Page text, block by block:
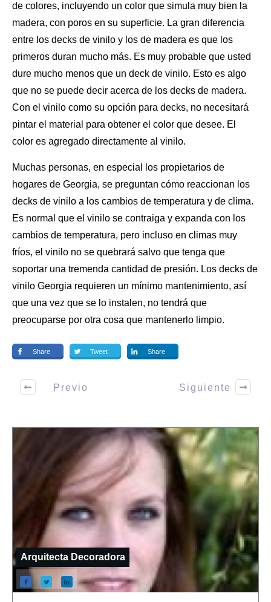
de colores, incluyendo un color que simula muy bien la
madera, con poros en su superficie. La gran diferencia
entre los decks de vinilo y los de madera es que los
primeros duran mucho más. Es muy probable que usted
dure mucho menos que un deck de vinilo. Esto es algo
que no se puede decir acerca de los decks de madera.
Con el vinilo como su opción para decks, no necesitará
pintar el material para obtener el color que desee. El
color es agregado directamente al vinilo.
Muchas personas, en especial los propietarios de
hogares de Georgia, se preguntan cómo reaccionan los
decks de vinilo a los cambios de temperatura y de clima.
Es normal que el vinilo se contraiga y expanda con los
cambios de temperatura, pero incluso en climas muy
fríos, el vinilo no se quebrará salvo que tenga que
soportar una tremenda cantidad de presión. Los decks de
vinilo Georgia requieren un mínimo mantenimiento, así
que una vez que se lo instalen, no tendrá que
preocuparse por otra cosa que mantenerlo limpio.
Share Tweet Share
Previo Siguiente
Arquitecta Decoradora